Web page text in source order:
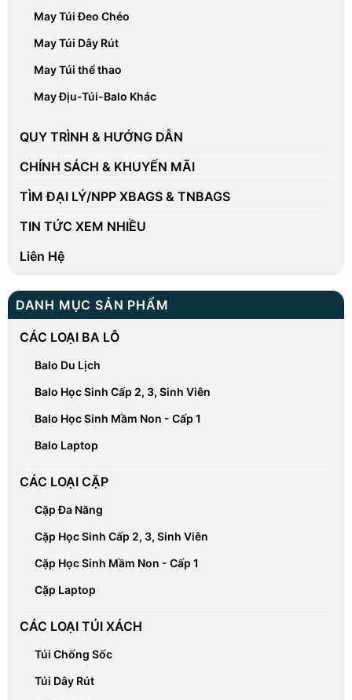
May Túi Đeo Chéo
May Túi Dây Rút
May Túi thể thao
May Địu-Túi-Balo Khác
QUY TRÌNH & HƯỚNG DẪN
CHÍNH SÁCH & KHUYẾN MÃI
TÌM ĐẠI LÝ/NPP XBAGS & TNBAGS
TIN TỨC XEM NHIỀU
Liên Hệ
DANH MỤC SẢN PHẨM
CÁC LOẠI BA LÔ
Balo Du Lịch
Balo Học Sinh Cấp 2, 3, Sinh Viên
Balo Học Sinh Mầm Non - Cấp 1
Balo Laptop
CÁC LOẠI CẶP
Cặp Đa Năng
Cặp Học Sinh Cấp 2, 3, Sinh Viên
Cặp Học Sinh Mầm Non - Cấp 1
Cặp Laptop
CÁC LOẠI TÚI XÁCH
Túi Chống Sốc
Túi Dây Rút